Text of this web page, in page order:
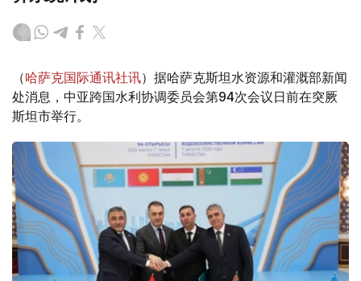
（哈萨克国际通讯社讯）据哈萨克斯坦水资源和灌溉部新闻
处消息，中亚跨国水利协调委员会第94次会议日前在突厥
斯坦市举行。